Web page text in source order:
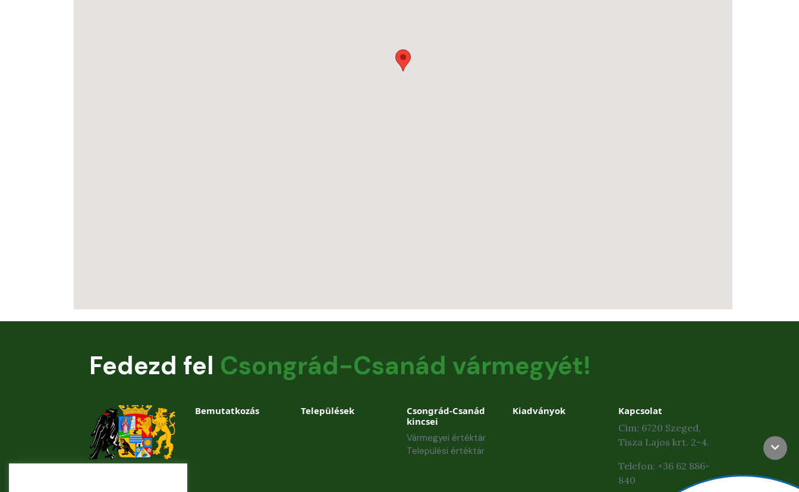
Fedezd fel Csongrád-Csanád vármegyét!
Bemutatkozás Települések
Csongrád-Csanád
kincsei
Vármegyei értéktár
Települési értéktár
Kiadványok
Kapcsolat
Cím: 6720 Szeged,
Tisza Lajos krt. 2-4.
Telefon: +36 62 886-
840